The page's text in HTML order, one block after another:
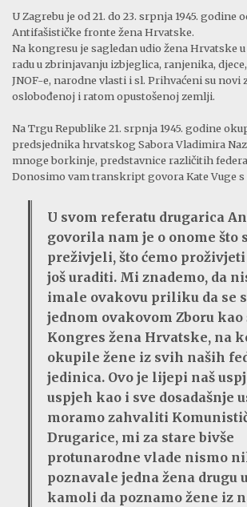
U Zagrebu je od 21. do 23. srpnja 1945. godine
Antifašističke fronte žena Hrvatske.
Na kongresu je sagledan udio žena Hrvatske
radu u zbrinjavanju izbjeglica, ranjenika, djece,
JNOF-e, narodne vlasti i sl. Prihvaćeni su novi
oslobođenoj i ratom opustošenoj zemlji.
Na Trgu Republike 21. srpnja 1945. godine
predsjednika hrvatskog Sabora Vladimira
mnoge borkinje, predstavnice različitih
Donosimo vam transkript govora Kate Vuge s
U svom referatu drugarica
govorila nam je o onome što
preživjeli, što ćemo proživjeti
još uraditi. Mi znademo, da
imale ovakovu priliku da se
jednom ovakovom Zboru kao
Kongres žena Hrvatske, na
okupile žene iz svih naših
jedinica. Ovo je lijepi naš
uspjeh kao i sve dosadašnje
moramo zahvaliti
Drugarice, mi za stare bivše
protunarodne vlade nismo
poznavale jedna žena drugu
kamoli da poznamo žene iz